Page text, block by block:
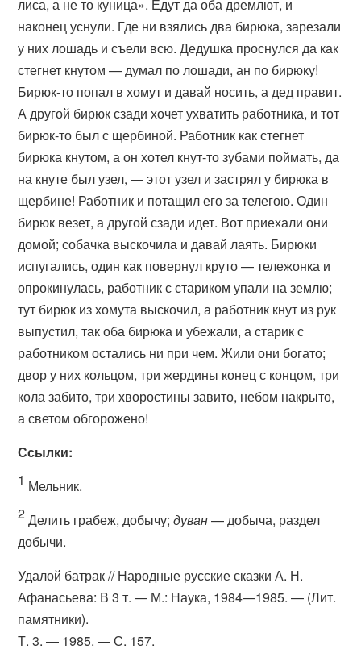
лиса, а не то куница». Едут да оба дремлют, и
наконец уснули. Где ни взялись два бирюка, зарезали
у них лошадь и съели всю. Дедушка проснулся да как
стегнет кнутом — думал по лошади, ан по бирюку!
Бирюк-то попал в хомут и давай носить, а дед правит.
А другой бирюк сзади хочет ухватить работника, и тот
бирюк-то был с щербиной. Работник как стегнет
бирюка кнутом, а он хотел кнут-то зубами поймать, да
на кнуте был узел, — этот узел и застрял у бирюка в
щербине! Работник и потащил его за телегою. Один
бирюк везет, а другой сзади идет. Вот приехали они
домой; собачка выскочила и давай лаять. Бирюки
испугались, один как повернул круто — тележонка и
опрокинулась, работник с стариком упали на землю;
тут бирюк из хомута выскочил, а работник кнут из рук
выпустил, так оба бирюка и убежали, а старик с
работником остались ни при чем. Жили они богато;
двор у них кольцом, три жердины конец с концом, три
кола забито, три хворостины завито, небом накрыто,
а светом обгорожено!
Ссылки:
1 Мельник.
2Делить грабеж, добычу;дуван— добыча, раздел
добычи.
Удалой батрак // Народные русские сказки А. Н.
Афанасьева: В 3 т. — М.: Наука, 1984—1985. — (Лит.
памятники).
Т. 3. — 1985. — С. 157.